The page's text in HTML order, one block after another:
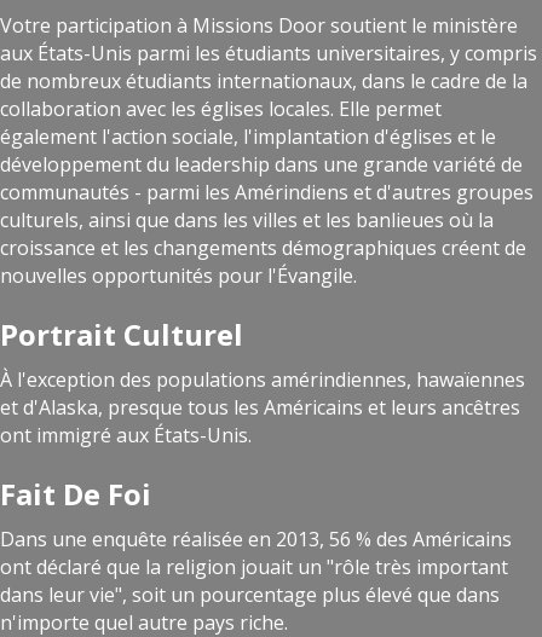
Votre participation à Missions Door soutient le ministère
aux États-Unis parmi les étudiants universitaires, y compris
de nombreux étudiants internationaux, dans le cadre de la
collaboration avec les églises locales. Elle permet
également l'action sociale, l'implantation d'églises et le
développement du leadership dans une grande variété de
communautés - parmi les Amérindiens et d'autres groupes
culturels, ainsi que dans les villes et les banlieues où la
croissance et les changements démographiques créent de
nouvelles opportunités pour l'Évangile.
Portrait Culturel
À l'exception des populations amérindiennes, hawaïennes
et d'Alaska, presque tous les Américains et leurs ancêtres
ont immigré aux États-Unis.
Fait De Foi
Dans une enquête réalisée en 2013, 56 % des Américains
ont déclaré que la religion jouait un "rôle très important
dans leur vie", soit un pourcentage plus élevé que dans
n'importe quel autre pays riche.